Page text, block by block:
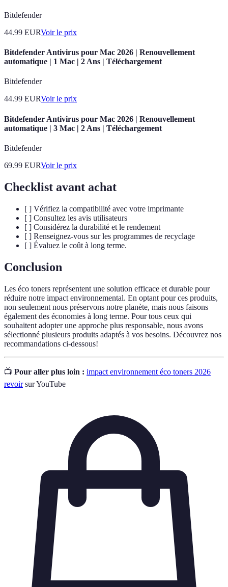
Bitdefender
44.99 EURVoir le prix
Bitdefender Antivirus pour Mac 2026 | Renouvellement
automatique | 1 Mac | 2 Ans | Téléchargement
Bitdefender
44.99 EURVoir le prix
Bitdefender Antivirus pour Mac 2026 | Renouvellement
automatique | 3 Mac | 2 Ans | Téléchargement
Bitdefender
69.99 EURVoir le prix
Checklist avant achat
[ ] Vérifiez la compatibilité avec votre imprimante
[ ] Consultez les avis utilisateurs
[ ] Considérez la durabilité et le rendement
[ ] Renseignez-vous sur les programmes de recyclage
[ ] Évaluez le coût à long terme.
Conclusion
Les éco toners représentent une solution efficace et durable pour
réduire notre impact environnemental. En optant pour ces produits,
non seulement nous préservons notre planète, mais nous faisons
également des économies à long terme. Pour tous ceux qui
souhaitent adopter une approche plus responsable, nous avons
sélectionné plusieurs produits adaptés à vos besoins. Découvrez nos
recommandations ci-dessous!
📺 Pour aller plus loin : impact environnement éco toners 2026
revoirsur YouTube